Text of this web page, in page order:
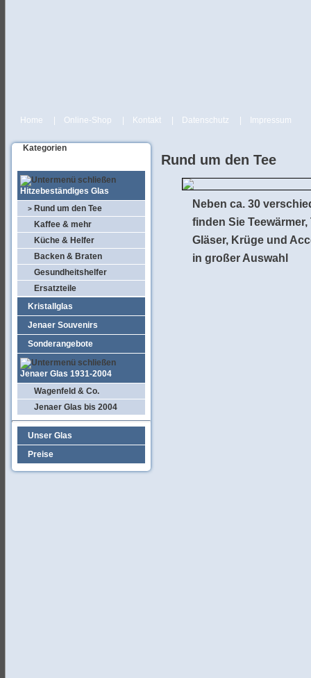
Home Online-Shop Kontakt Datenschutz Impressum
Kategorien
Hitzebeständiges Glas
> Rund um den Tee
Kaffee & mehr
Küche & Helfer
Backen & Braten
Gesundheitshelfer
Ersatzteile
Kristallglas
Jenaer Souvenirs
Sonderangebote
Jenaer Glas 1931-2004
Wagenfeld & Co.
Jenaer Glas bis 2004
Unser Glas
Preise
Rund um den Tee
Neben ca. 30
finden Sie Teewärmer,
Gläser, Krüge und
in großer Auswahl